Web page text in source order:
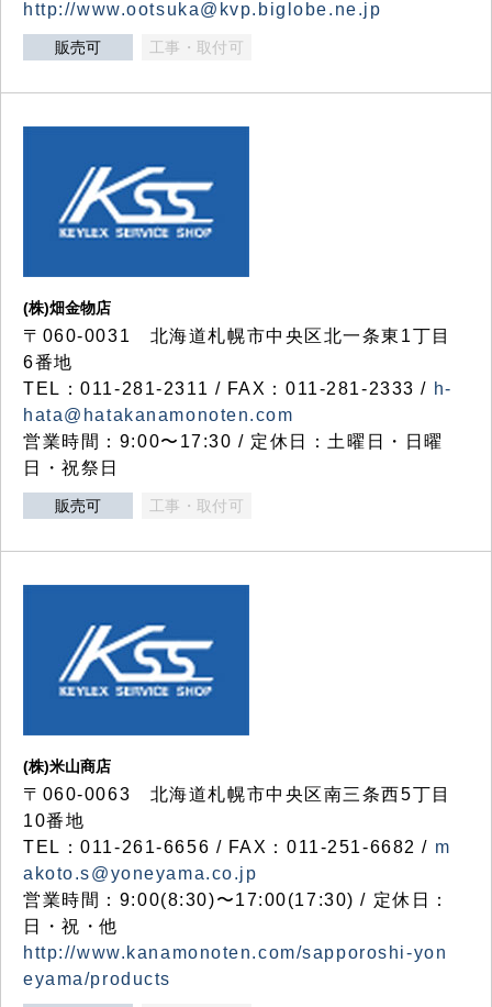
http://www.ootsuka@kvp.biglobe.ne.jp
販売可 工事・取付可
(株)畑金物店
〒060-0031 北海道札幌市中央区北一条東1丁目
6番地
TEL：011-281-2311 / FAX：011-281-2333 / h-
hata@hatakanamonoten.com
営業時間：9:00〜17:30 / 定休日：土曜日・日曜
日・祝祭日
販売可 工事・取付可
(株)米山商店
〒060-0063 北海道札幌市中央区南三条西5丁目
10番地
TEL：011-261-6656 / FAX：011-251-6682 / m
akoto.s@yoneyama.co.jp
営業時間：9:00(8:30)〜17:00(17:30) / 定休日：
日・祝・他
http://www.kanamonoten.com/sapporoshi-yon
eyama/products